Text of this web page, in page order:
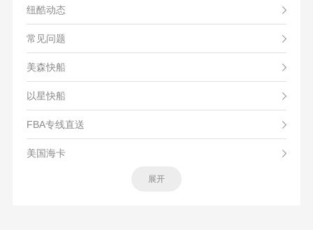
纽酷动态
常见问题
美森快船
以星快船
FBA专线直送
美国海卡
展开